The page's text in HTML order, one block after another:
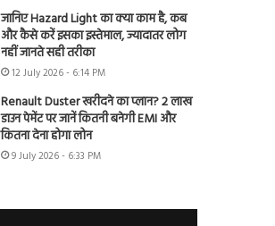
जानिए Hazard Light का क्या काम है, कब
और कैसे करें इसका इस्तेमाल, ज्यादातर लोग
नहीं जानते सही तरीका
12 July 2026 - 6:14 PM
Renault Duster खरीदने का प्लान? 2 लाख
डाउन पेमेंट पर जानें कितनी बनेगी EMI और
कितना देना होगा लोन
9 July 2026 - 6:33 PM